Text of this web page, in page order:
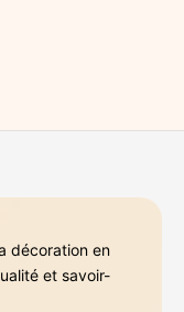
décoration en
et savoir-